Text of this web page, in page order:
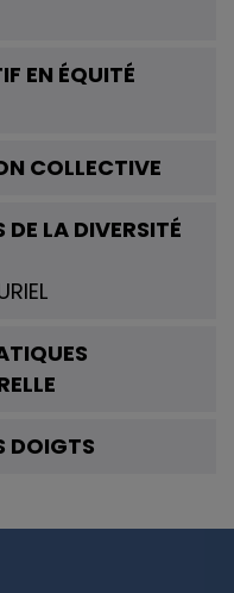
EN ÉQUITÉ
COLLECTIVE
DE LA DIVERSITÉ
DOIGTS